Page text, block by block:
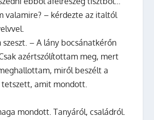
valamire? – kérdezte az italtól
szeszt. – A lány bocsánatkérőn
azértszólítottam meg, mert
miről beszélt a
amit mondott.
mondott. Tanyáról, családról.